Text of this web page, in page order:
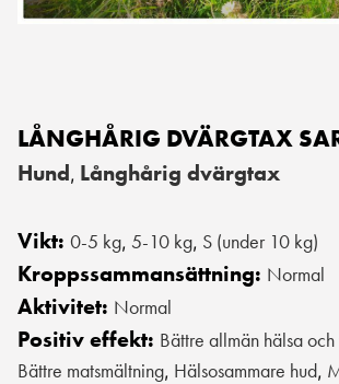
LÅNGHÅRIG DVÄRGTAX
Hund, Långhårig dvärgtax
Vikt: 0-5 kg, 5-10 kg, S (under 10 kg)
Kroppssammansättning: Normal
Aktivitet: Normal
Positiv effekt: Bättre allmän hälsa
Bättre matsmältning, Hälsosammare hud,